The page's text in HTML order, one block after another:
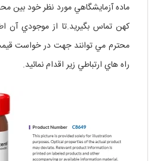
ماده آزمايشگاهي مورد نظر خود بين
کهن تماس بگيريد.تا از موجودي آن
محترم مي توانند جهت در خواست
راه هاي ارتباطي زير اقدام نمائيد.